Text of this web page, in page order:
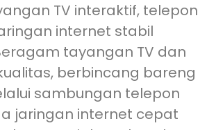
TV interaktif, telepon
internet stabil
tayangan TV dan
berbincang bareng
sambungan telepon
jaringan internet cepat